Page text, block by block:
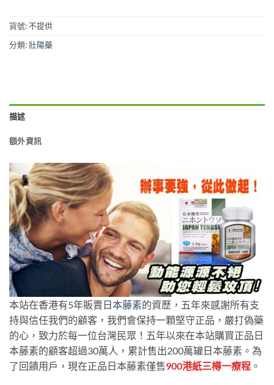
貨號:不提供
分類:壯陽藥
描述
額外資訊
本站在香港有5年販賣 日本藤素的資歷，五年來感謝所有支
持與信任我們的顧客，我們會保持一顆堅守正品，嚴打偽藥
的心，致力於每一位台灣民眾！五年以來在本站購買正品日
本藤素的顧客超過30萬人，累計售出200萬罐日本藤素。為
了回饋用戶，現在正品日本藤素僅售900港紙三樽一療程 。